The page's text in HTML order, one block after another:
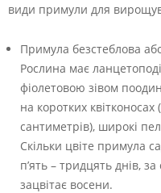
види примули для
Примула безстеблова
Рослина має
фіолетовою зівом
на коротких
сантиметрів), широкі
Скільки цвіте примула
п’ять – тридцять днів,
зацвітає восени.